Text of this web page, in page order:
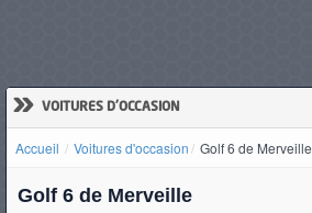
» VOITURES D'OCCASION
Accueil Voitures d'occasion Golf 6 de Merveille
Golf 6 de Merveille
D'OCCASION